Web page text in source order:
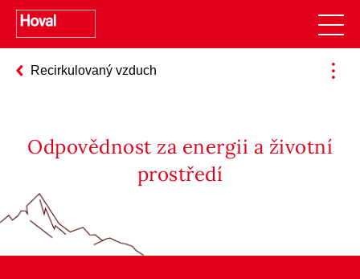
Recirkulovaný vzduch
Odpovědnost za energii a životní
prostředí